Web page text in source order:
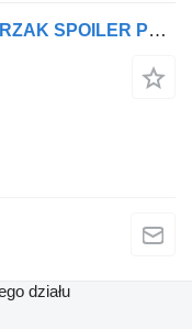
Mercedes-Benz AROCS 2500 ZDERZAK SPOILER PRAWY do Mercedes-Benz SPARE PARTS FOR (2500 MM)
działu